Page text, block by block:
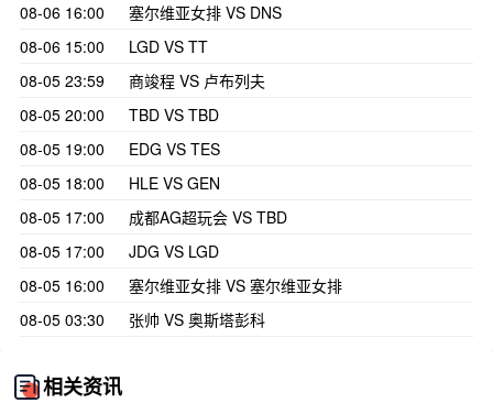
08-06 16:00
塞尔维亚女排 VS DNS
08-06 15:00
LGD VS TT
08-05 23:59
商竣程 VS 卢布列夫
08-05 20:00
TBD VS TBD
08-05 19:00
EDG VS TES
08-05 18:00
HLE VS GEN
08-05 17:00
成都AG超玩会 VS TBD
08-05 17:00
JDG VS LGD
08-05 16:00
塞尔维亚女排 VS 塞尔维亚女排
08-05 03:30
张帅 VS 奥斯塔彭科
相关资讯